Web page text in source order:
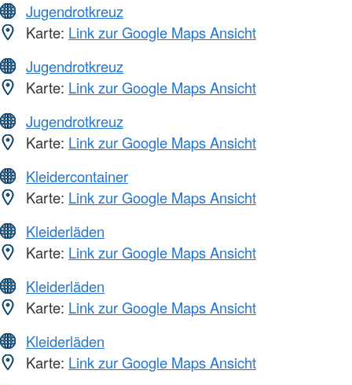
Jugendrotkreuz
Karte: Link zur Google Maps Ansicht
Jugendrotkreuz
Karte: Link zur Google Maps Ansicht
Jugendrotkreuz
Karte: Link zur Google Maps Ansicht
Kleidercontainer
Karte: Link zur Google Maps Ansicht
Kleiderläden
Karte: Link zur Google Maps Ansicht
Kleiderläden
Karte: Link zur Google Maps Ansicht
Kleiderläden
Karte: Link zur Google Maps Ansicht